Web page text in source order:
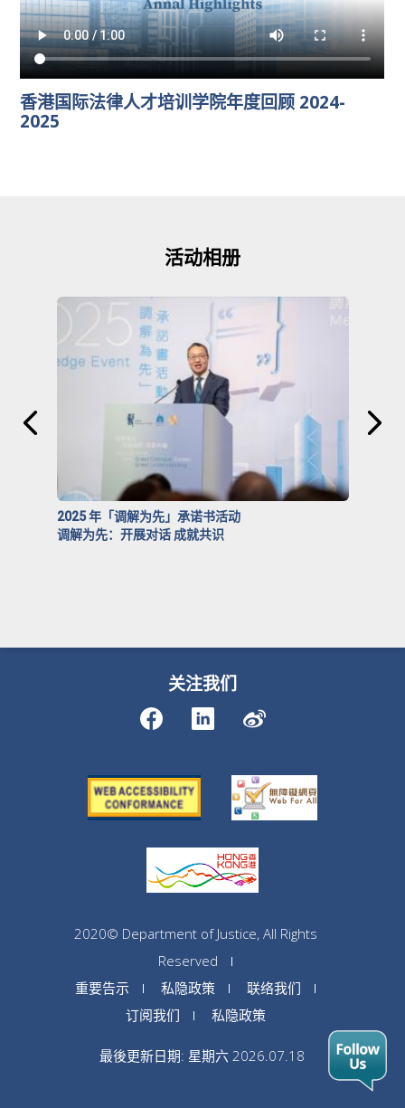
香港国际法律人才培训学院年度回顾 2024-
2025
活动相册
2025 年「调解为先」承诺书活动
调解为先：开展对话 成就共识
关注我们
2020© Department of Justice, All Rights
Reserved
重要告示
私隐政策
联络我们
订阅我们
私隐政策
最後更新日期: 星期六 2026.07.18